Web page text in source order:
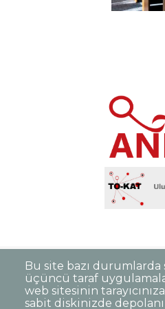
Bu site bazı
üçüncü taraf
web sitesinin
sabit diskinizde
Sıkça